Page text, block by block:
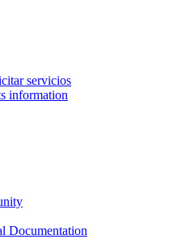
servicios
information
Documentation